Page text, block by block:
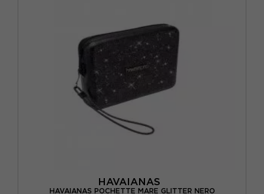
HAVAIANAS
HAVAIANAS POCHETTE MARE GLITTER NERO